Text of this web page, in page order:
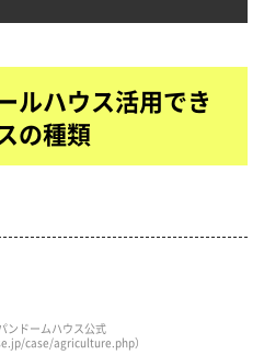
ルハウス活用でき
の種類
ンドームハウス公式
case/agriculture.php）